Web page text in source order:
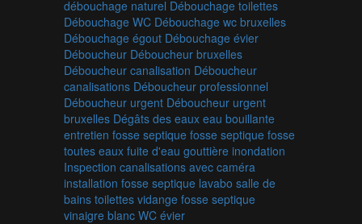
débouchage naturel Débouchage toilettes
Débouchage WC Débouchage wc bruxelles
Débouchage égout Débouchage évier
Déboucheur Déboucheur bruxelles
Déboucheur canalisation Déboucheur
canalisations Déboucheur professionnel
Déboucheur urgent Déboucheur urgent
bruxelles Dégâts des eaux eau bouillante
entretien fosse septique fosse septique fosse
toutes eaux fuite d'eau gouttière inondation
Inspection canalisations avec caméra
installation fosse septique lavabo salle de
bains toilettes vidange fosse septique
vinaigre blanc WC évier